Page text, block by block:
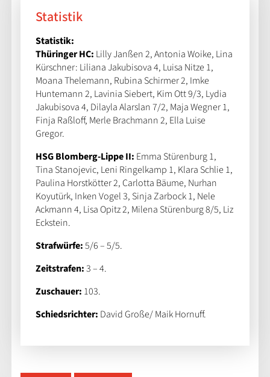
Statistik
Statistik:
Thüringer HC: Lilly Janßen 2, Antonia Woike, Lina
Kürschner: Liliana Jakubisova 4, Luisa Nitze 1,
Moana Thelemann, Rubina Schirmer 2, Imke
Huntemann 2, Lavinia Siebert, Kim Ott 9/3, Lydia
Jakubisova 4, Dilayla Alarslan 7/2, Maja Wegner 1,
Finja Raßloff, Merle Brachmann 2, Ella Luise
Gregor.
HSG Blomberg-Lippe II: Emma Stürenburg 1,
Tina Stanojevic, Leni Ringelkamp 1, Klara Schlie 1,
Paulina Horstkötter 2, Carlotta Bäume, Nurhan
Koyutürk, Inken Vogel 3, Sinja Zarbock 1, Nele
Ackmann 4, Lisa Opitz 2, Milena Stürenburg 8/5, Liz
Eckstein.
Strafwürfe:5/6 – 5/5.
Zeitstrafen:3 – 4.
Zuschauer: 103.
Schiedsrichter: David Große/ Maik Hornuff.